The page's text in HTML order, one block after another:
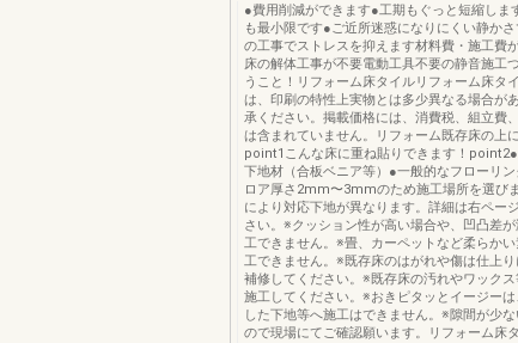
●費用削減ができます●工期もぐっと短縮しま
も最小限です●ご近所迷惑になりにくい静か
の工事でストレスを抑えます材料費・施工費
床の解体工事が不要電動工具不要の静音施工
うこと！リフォーム床タイルリフォーム床タ
は、印刷の特性上実物とは多少異なる場合が
承ください。掲載価格には、消費税、組立費
は含まれていません。リフォーム既存床の上
point1こんな床に重ね貼りできます！
下地材（合板ベニア等）●一般的なフローリ
ロア厚さ2mm〜3mmのため施工場所を選び
により対応下地が異なります。詳細は右ペー
さい。※クッション性が高い場合や、凹凸差
工できません。※畳、カーペットなど柔らか
工できません。※既存床のはがれや傷は仕上
補修してください。※既存床の汚れやワック
施工してください。※おきピタッとイージー
した下地等へ施工はできません。※隙間が少
ので現場にてご確認願います。リフォーム床